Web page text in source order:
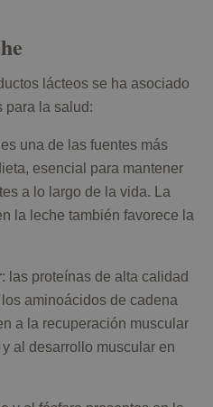
lácteos se ha asociado
para la salud:
una de las fuentes más
esencial para mantener
a lo largo de la vida. La
la leche también favorece la
: las proteínas de alta calidad
aminoácidos de cadena
a la recuperación muscular
al desarrollo muscular en